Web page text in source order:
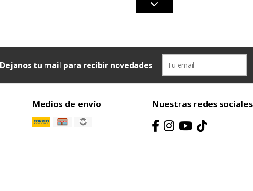
Dejanos tu mail para recibir novedades
Medios de envío Nuestras redes sociales